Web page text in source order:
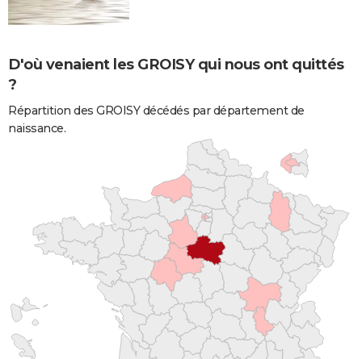
D'où venaient les GROISY qui nous ont quittés
?
Répartition des GROISY décédés par département de
naissance.